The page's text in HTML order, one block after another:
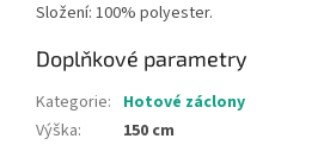
Složení: 100% polyester.
Doplňkové parametry
Kategorie: Hotové záclony
Výška:
150 cm